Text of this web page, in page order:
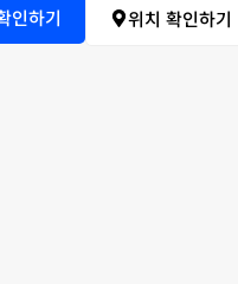
인하기 위치 확인하기